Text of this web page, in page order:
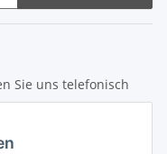
Sie uns telefonisch